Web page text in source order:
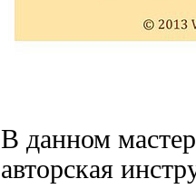
В данном
авторская